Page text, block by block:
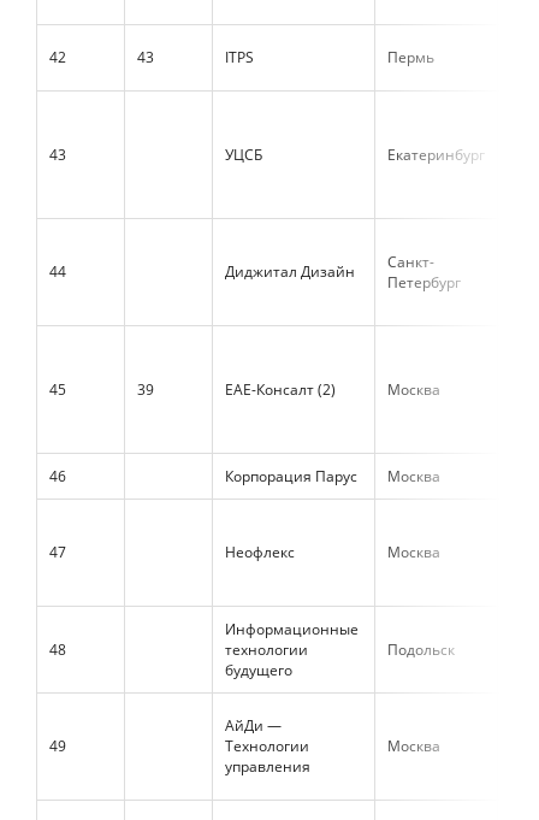
42 43 ITPS Пермь
43 УЦСБ Екатеринбург
44 Диджитал Дизайн
Санкт-
Петербург
45 39 ЕАЕ-Консалт (2) Москва
46 Корпорация Парус Москва
47 Неофлекс Москва
48
Информационные
технологии
будущего
Подольск
49
АйДи —
Технологии
управления
Москва